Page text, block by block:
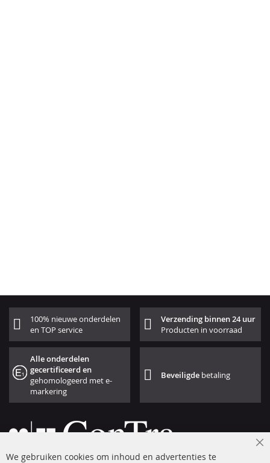
100% nieuwe onderdelen
en TOP service
Verzending binnen 24 uur
Producten in voorraad
Alle onderdelen
gecertificeerd en
gehomologeerd met e-
markering
Beveiligde betaling
We gebruiken cookies om inhoud en advertenties te